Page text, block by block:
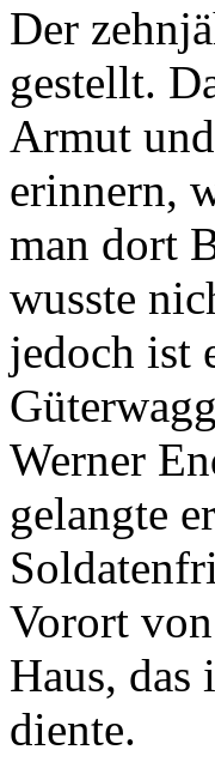
Der
gestellt.
Armut
erinnern,
man dort
wusste
jedoch ist
Werner
gelangte
Vorort
Haus, das
diente.